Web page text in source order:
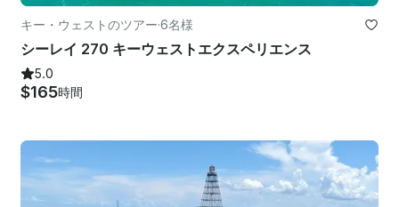
キー・ウェストのツアー·6名様
シーレイ 270 キーウェストエクスペリエンス
5.0
$165時間